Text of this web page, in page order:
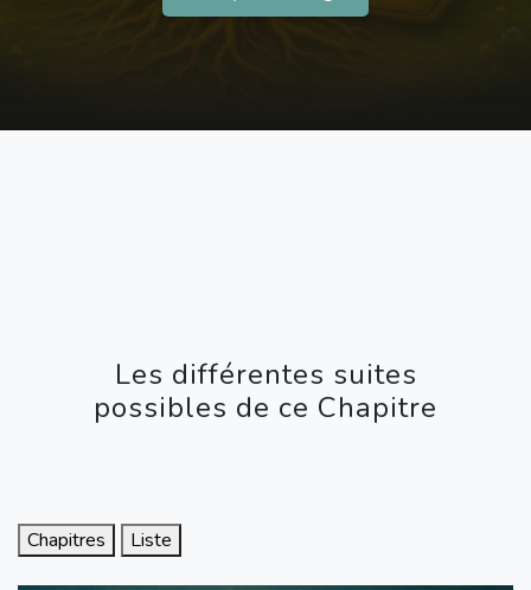
Les différentes suites
possibles de ce Chapitre
Chapitres Liste